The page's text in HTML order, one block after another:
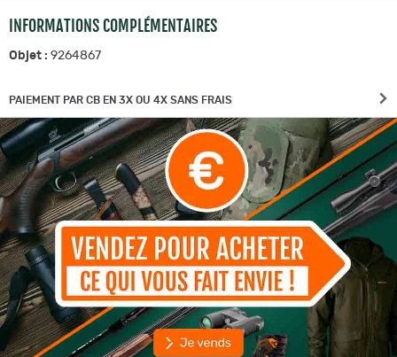
INFORMATIONS COMPLÉMENTAIRES
Objet : 9264867
PAIEMENT PAR CB EN 3X OU 4X SANS FRAIS